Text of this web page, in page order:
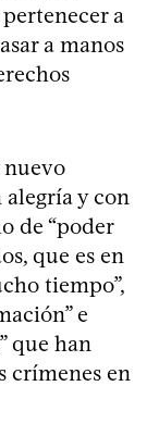
a
a manos
nuevo
alegría y con
de “poder
que es en
tiempo”,
e
que han
crímenes en